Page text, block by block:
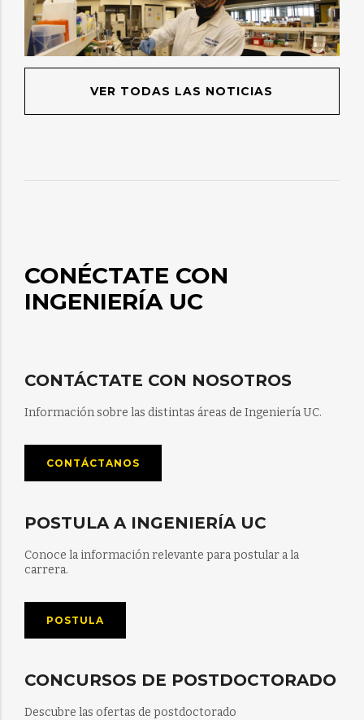
VER TODAS LAS NOTICIAS
CONÉCTATE CON
INGENIERÍA UC
CONTÁCTATE CON NOSOTROS
Información sobre las distintas áreas de Ingeniería UC.
CONTÁCTANOS
POSTULA A INGENIERÍA UC
Conoce la información relevante para postular a la
carrera.
POSTULA
CONCURSOS DE POSTDOCTORADO
Descubre las ofertas de postdoctorado